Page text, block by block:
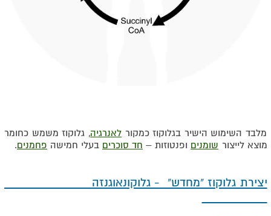
מלבד השימוש הישיר בגלוקוז כמקור לאנרגיה, גלוקוז משמש כחומר
מוצא לייצור שומנים ופנטוזות – חד סוכרים בעלי חמישה פחמנים.
יצירת גלוקוז "מחדש" - גלוקונאוגנזה